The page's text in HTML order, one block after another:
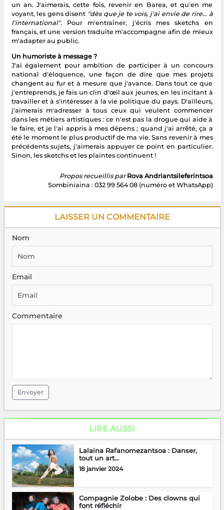
un an. J'aimerais, cette fois, revenir en Barea, et qu'en me
voyant, les gens disent "dès que je te vois, j'ai envie de rire… à
l'international". Pour m'entraîner, j'écris mes sketchs en
français, et une version traduite m'accompagne afin de mieux
m'adapter au public.
Un humoriste à message ?
J'ai également pour ambition de participer à un concours
national d'éloquence, une façon de dire que mes projets
changent au fur et à mesure que j'avance. Dans tout ce que
j'entreprends, je fais un clin d'œil aux jeunes, en les incitant à
travailler et à s'intéresser à la vie politique du pays. D'ailleurs,
j'aimerais m'adresser à tous ceux qui veulent commencer
dans les métiers artistiques : ce n'est pas la drogue qui aide à
le faire, et je l'ai appris à mes dépens ; quand j'ai arrêté, ça a
été le moment le plus productif de ma vie. Sans revenir à mes
précédents sujets, j'aimerais appuyer ce point en particulier.
Sinon, les sketchs et les plaintes continuent !
Propos recueillis par Rova Andriantsileferintsoa
Sombiniaina : 032 99 564 08 (numéro et WhatsApp)
LAISSER UN COMMENTAIRE
Nom
Email
Commentaire
Envoyer
LIRE AUSSI
Lalaina Rafanomezantsoa : Danser,
tout un art...
18 janvier 2024
Compagnie Zolobe : Des clowns qui
font réfléchir